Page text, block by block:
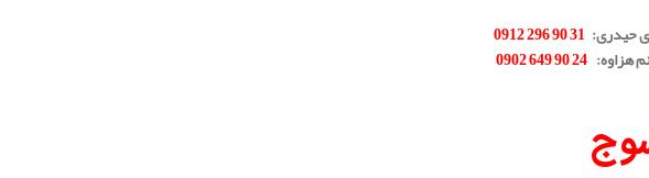
حیدری:
31 90 296 0912
هزاوه:
24 90 649 0902